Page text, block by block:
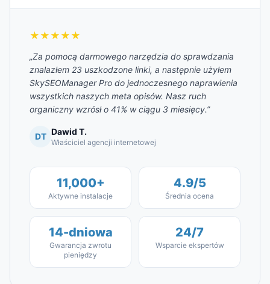
★★★★★
„Za pomocą darmowego narzędzia do sprawdzania
znalazłem 23 uszkodzone linki, a następnie użyłem
SkySEOManager Pro do jednoczesnego naprawienia
wszystkich naszych meta opisów. Nasz ruch
organiczny wzrósł o 41% w ciągu 3 miesięcy.”
DT Dawid T.
Właściciel agencji internetowej
11,000+
Aktywne instalacje
4.9/5
Średnia ocena
14-dniowa
Gwarancja zwrotu
pieniędzy
24/7
Wsparcie ekspertów